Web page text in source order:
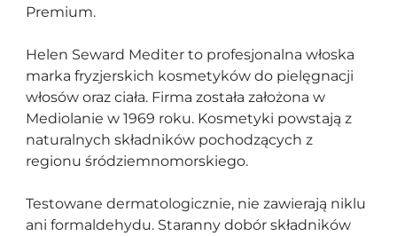
Premium.
Helen Seward Mediter to profesjonalna włoska
marka fryzjerskich kosmetyków do pielęgnacji
włosów oraz ciała. Firma została założona w
Mediolanie w 1969 roku. Kosmetyki powstają z
naturalnych składników pochodzących z
regionu śródziemnomorskiego.
Testowane dermatologicznie, nie zawierają niklu
ani formaldehydu. Staranny dobór składników